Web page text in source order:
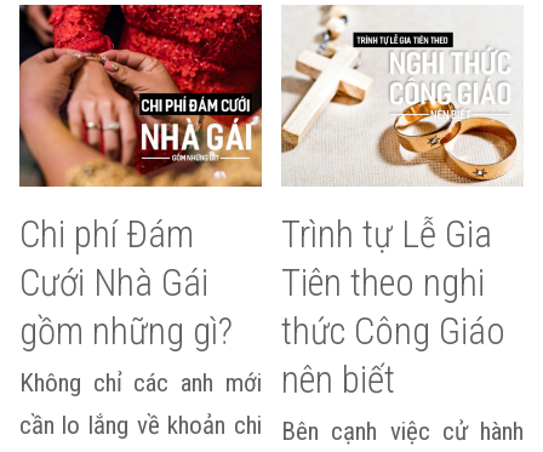
Chi phí Đám
Cưới Nhà Gái
gồm những gì?
Không chỉ các anh mới
cần lo lắng về khoản chi
Trình tự Lễ Gia
Tiên theo nghi
thức Công Giáo
nên biết
Bên cạnh việc cử hành